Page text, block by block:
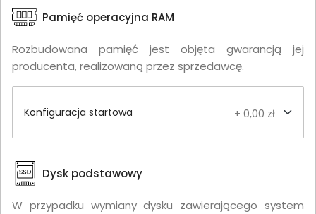
Pamięć operacyjna RAM
Rozbudowana pamięć jest objęta gwarancją jej
producenta, realizowaną przez sprzedawcę.
Konfiguracja startowa + 0,00 zł
Dysk podstawowy
W przypadku wymiany dysku zawierającego system